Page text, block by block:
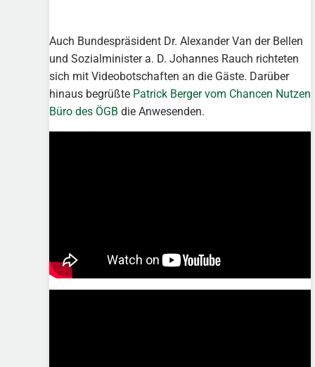
Auch Bundespräsident Dr. Alexander Van der Bellen
und Sozialminister a. D. Johannes Rauch richteten
sich mit Videobotschaften an die Gäste. Darüber
hinaus begrüßte Patrick Berger vom Chancen Nutzen
Büro des ÖGB die Anwesenden.